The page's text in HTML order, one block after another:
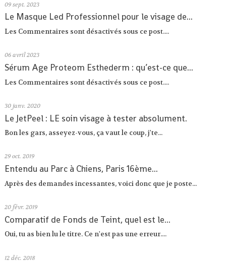
09 sept. 2023
Le Masque Led Professionnel pour le visage de...
Les Commentaires sont désactivés sous ce post....
06 avril 2023
Sérum Age Proteom Esthederm : qu’est-ce que...
Les Commentaires sont désactivés sous ce post....
30 janv. 2020
Le JetPeel : LE soin visage à tester absolument.
Bon les gars, asseyez-vous, ça vaut le coup, j'te...
29 oct. 2019
Entendu au Parc à Chiens, Paris 16ème...
Après des demandes incessantes, voici donc que je poste...
20 févr. 2019
Comparatif de Fonds de Teint, quel est le...
Oui, tu as bien lu le titre. Ce n'est pas une erreur....
12 déc. 2018